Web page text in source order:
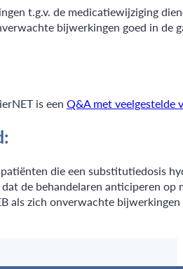
t.g.v. de medicatiewijziging
bijwerkingen goed in de
is een Q&A met veelgestelde
die een substitutiedosis
de behandelaren anticiperen
als zich onverwachte